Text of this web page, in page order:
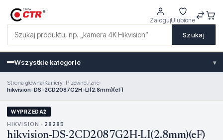
Szukaj
ZalogujUlubione
Wszystkie kategorie ▾
Strona główna›Kamery IP zewnetrzne›
hikvision-DS-2CD2087G2H-LI(2.8mm)(eF)
WYPRZEDAŻ
HIKVISION · 28285
hikvision-DS-2CD2087G2H-LI(2.8mm)(eF)